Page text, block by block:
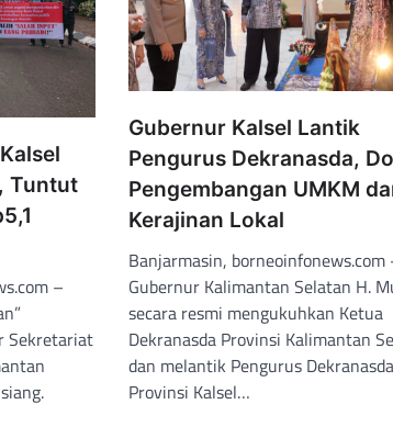
Tuntut
–
Sekretariat
Gubernur Kalsel Lantik
Pengurus Dekranasda,
Pengembangan UMKM
Kerajinan Lokal
Banjarmasin, borneoinfonews.com
Gubernur Kalimantan Selatan H.
secara resmi mengukuhkan Ketua
Dekranasda Provinsi Kalimantan
dan melantik Pengurus Dekranasda
Provinsi Kalsel…